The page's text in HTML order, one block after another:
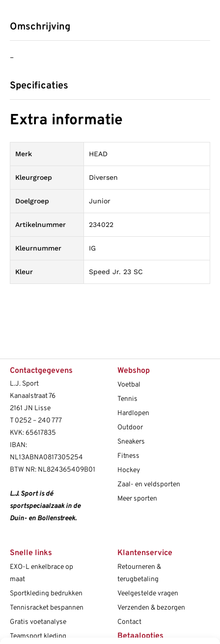
Omschrijving
–
Specificaties
Extra informatie
Merk HEAD
Kleurgroep Diversen
Doelgroep Junior
Artikelnummer 234022
Kleurnummer IG
Kleur Speed Jr. 23 SC
Contactgegevens
L.J. Sport
Kanaalstraat 76
2161 JN Lisse
T 0252 – 240 777
KVK: 65617835
IBAN:
NL13ABNA0817305254
BTW NR: NL824365409B01
L.J. Sport is dé
sportspeciaalzaak in de
Duin- en Bollenstreek.
Webshop
Voetbal
Tennis
Hardlopen
Outdoor
Sneakers
Fitness
Hockey
Zaal- en veldsporten
Meer sporten
Snelle links
EXO-L enkelbrace op
maat
Sportkleding bedrukken
Tennisracket bespannen
Gratis voetanalyse
Teamsport kleding
Klantenservice
Retourneren &
terugbetaling
Veelgestelde vragen
Verzenden & bezorgen
Contact
Betaalopties